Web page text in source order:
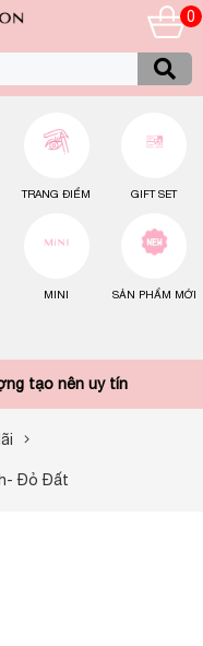
0
TRANG ĐIỂM GIFT SET
MINI SẢN PHẨM MỚI
tạo nên uy tín
Đỏ Đất